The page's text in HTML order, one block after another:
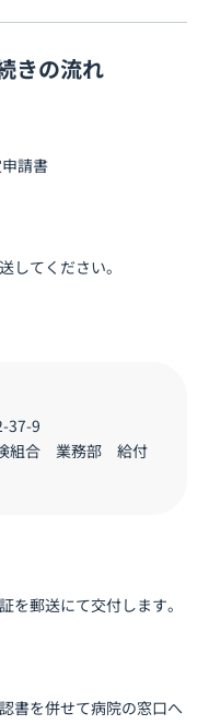
きの流れ
請書
してください。
37-9
組合 業務部 給付
を郵送にて交付します。
書を併せて病院の窓口へ